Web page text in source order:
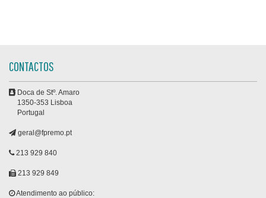
CONTACTOS
Doca de Stº. Amaro
1350-353 Lisboa
Portugal
geral@fpremo.pt
213 929 840
213 929 849
Atendimento ao público: